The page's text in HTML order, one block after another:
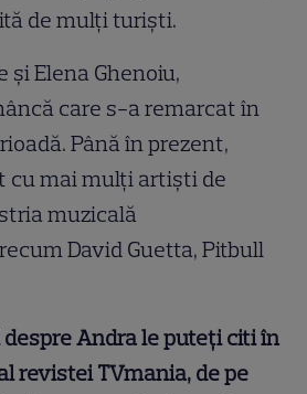
de mulţi turişti.
şi Elena Ghenoiu,
care s-a remarcat în
Până în prezent,
cu mai mulţi artişti de
muzicală
David Guetta, Pitbull
Andra le puteţi citi în
revistei TVmania, de pe